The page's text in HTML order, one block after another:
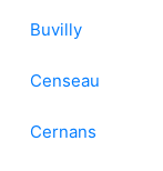
Buvilly
Censeau
Cernans